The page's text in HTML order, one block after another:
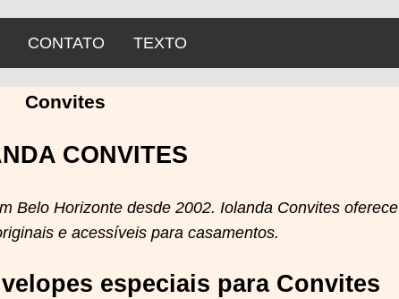
CONTATO TEXTO
Convites
CONVITES
Belo Horizonte desde 2002. Iolanda Convites oferece
e acessíveis para casamentos.
especiais para Convites